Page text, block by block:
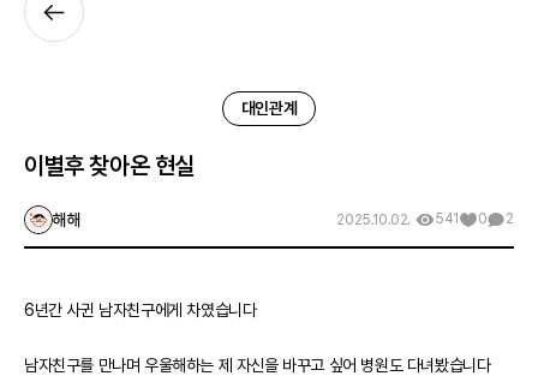
대인관계
이별후 찾아온 현실
해해 2025.10.02. 541 0 2
6년간 사귄 남자친구에게 차였습니다
남자친구를 만나며 우울해하는 제 자신을 바꾸고 싶어 병원도 다녀봤습니다